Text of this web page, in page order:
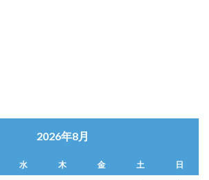
2026年8月
水 木 金 土 日